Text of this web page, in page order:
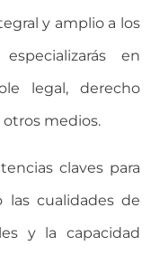
y amplio a los
en
legal, derecho
medios.
claves para
las cualidades de
y la capacidad